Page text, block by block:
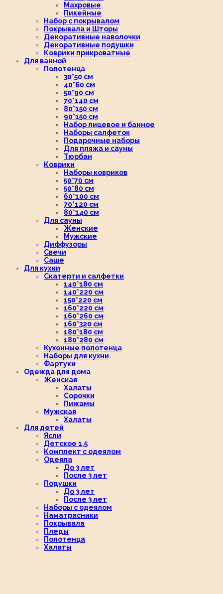
Махровые
Пикейные
Набор с покрывалом
Покрывала и Шторы
Декоративные наволочки
Декоративные подушки
Коврики прикроватные
Для ванной
Полотенца
30*50 см
40*60 см
50*90 см
70*140 см
80*150 см
90*150 см
Набор лицевое и банное
Наборы салфеток
Подарочные наборы
Для пляжа и сауны
Тюрбан
Коврики
Наборы ковриков
50*70 см
50*80 см
60*100 см
70*120 см
80*140 см
Для сауны
Женские
Мужские
Диффузоры
Свечи
Саше
Для кухни
Скатерти и салфетки
140*180 см
140*220 см
150*220 см
160*220 см
160*260 см
160*320 см
180*180 см
180*280 см
Кухонные полотенца
Наборы для кухни
Фартуки
Одежда для дома
Женская
Халаты
Сорочки
Пижамы
Мужская
Халаты
Для детей
Ясли
Детское 1,5
Комплект с одеялом
Одеяла
До 3 лет
После 3 лет
Подушки
До 3 лет
После 3 лет
Наборы с одеялом
Наматрасники
Покрывала
Пледы
Полотенца
Халаты